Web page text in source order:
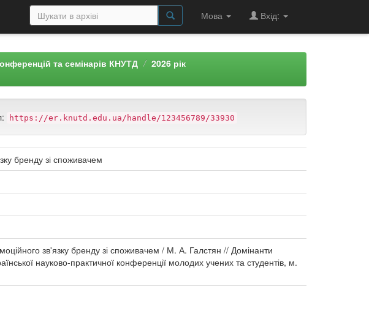
Мова Вхід:
та семінарів КНУТД
2026 рік
https://er.knutd.edu.ua/handle/123456789/33930
бренду зі споживачем
зв'язку бренду зі споживачем / М. А. Галстян // Домінанти
науково-практичної конференції молодих учених та студентів, м.